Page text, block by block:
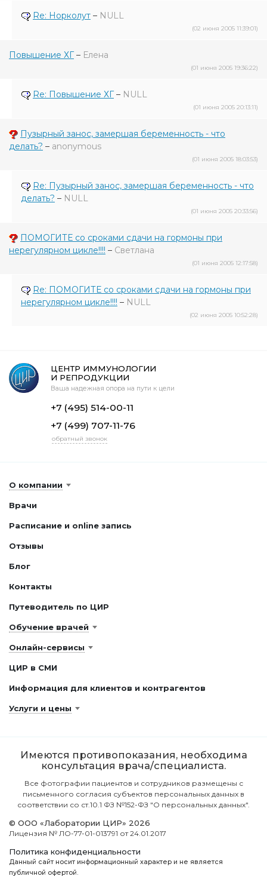
Re: Норколут – NULL
(02 июня 2005 11:39:01)
Повышение ХГ– Елена
(01 июня 2005 19:36:22)
Re: Повышение ХГ– NULL
(01 июня 2005 20:13:11)
Пузырный занос, замершая беременность - что
делать? – anonymous
(01 июня 2005 18:03:53)
Re: Пузырный занос, замершая беременность - что
делать? – NULL
(01 июня 2005 20:33:56)
ПОМОГИТЕ со сроками сдачи на гормоны при
нерегулярном цикле!!!! – Светлана
(01 июня 2005 12:17:58)
Re: ПОМОГИТЕ со сроками сдачи на гормоны при
нерегулярном цикле!!!! – NULL
(02 июня 2005 10:52:28)
ЦЕНТР ИММУНОЛОГИИ
И РЕПРОДУКЦИИ
Ваша надежная опора на пути к цели
+7 (495) 514-00-11
+7 (499) 707-11-76
обратный звонок
О компании
Врачи
Расписание и online запись
Отзывы
Блог
Контакты
Путеводитель по ЦИР
Обучение врачей
Онлайн-сервисы
ЦИР в СМИ
Информация для клиентов и контрагентов
Услуги и цены
Имеются противопоказания, необходима
консультация врача/специалиста.
Все фотографии пациентов и сотрудников размещены с
письменного согласия субъектов персональных данных в
соответствии со ст.10.1 ФЗ №152-ФЗ "О персональных данных".
© ООО «Лаборатории ЦИР» 2026
Лицензия № ЛО-77-01-013791 от 24.01.2017
Политика конфиденциальности
Данный сайт носит информационный характер и не является
публичной офертой.